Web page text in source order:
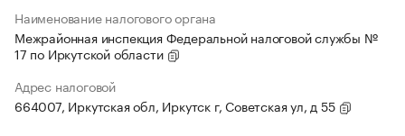
Наименование налогового органа
Межрайонная инспекция Федеральной налоговой службы №
17 по Иркутской области
Адрес налоговой
664007, Иркутская обл, Иркутск г, Советская ул, д 55